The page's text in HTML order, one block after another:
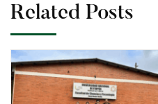
Related Posts